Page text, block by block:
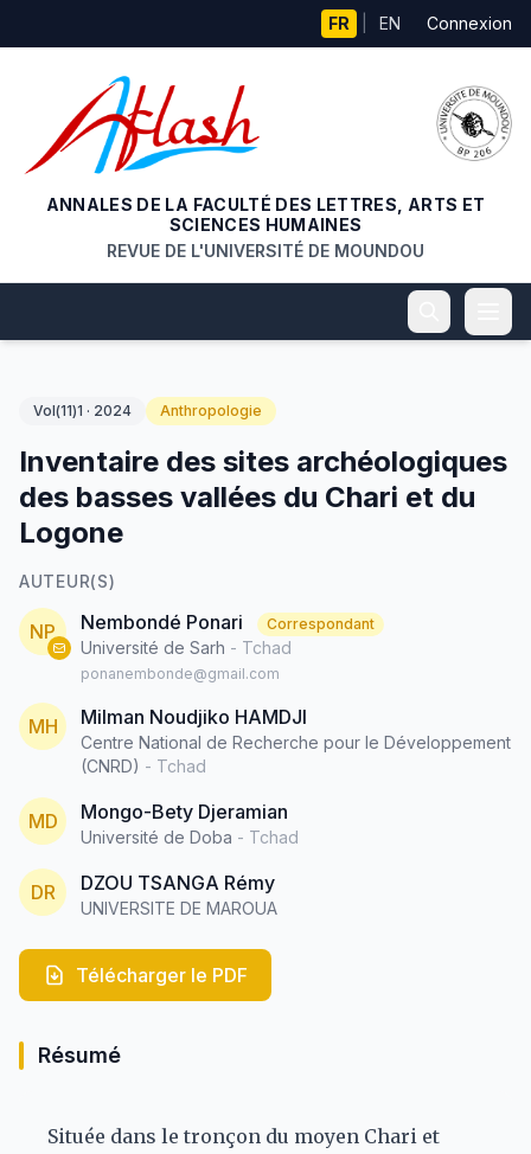
FR EN Connexion
ANNALES DE LA FACULTÉ DES LETTRES, ARTS ET
SCIENCES HUMAINES
REVUE DE L'UNIVERSITÉ DE MOUNDOU
Vol(11)1 · 2024 Anthropologie
Inventaire des sites archéologiques
des basses vallées du Chari et du
Logone
AUTEUR(S)
NP Nembondé Ponari Correspondant
Université de Sarh - Tchad
ponanembonde@gmail.com
MH Milman Noudjiko HAMDJI
Centre National de Recherche pour le Développement
(CNRD) - Tchad
MD Mongo-Bety Djeramian
Université de Doba - Tchad
DR DZOU TSANGA Rémy
UNIVERSITE DE MAROUA
Télécharger le PDF
Résumé
Située dans le tronçon du moyen Chari et